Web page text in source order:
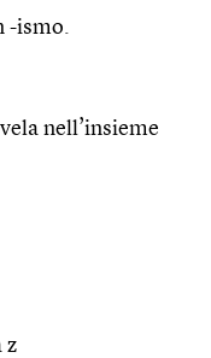
-ismo.
nell’insieme
z